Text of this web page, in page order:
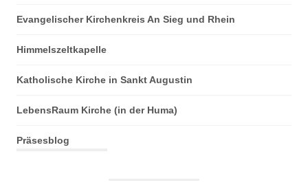
Evangelischer Kirchenkreis An Sieg und Rhein
Himmelszeltkapelle
Katholische Kirche in Sankt Augustin
LebensRaum Kirche (in der Huma)
Präsesblog